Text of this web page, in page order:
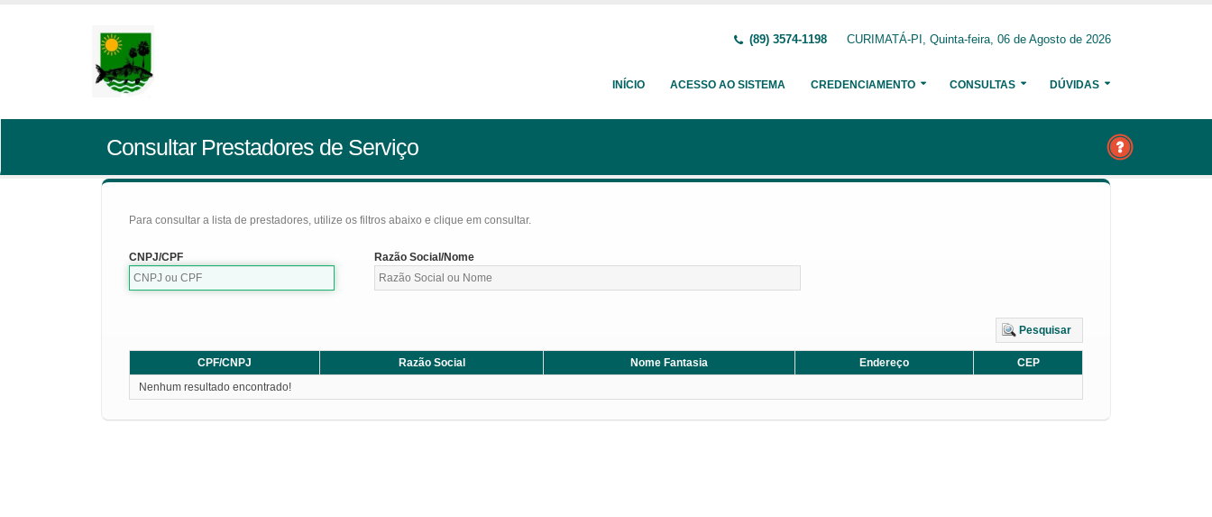
(89) 3574-1198 CURIMATÁ-PI, Quinta-feira, 06 de Agosto de 2026
INÍCIO ACESSO AO SISTEMA CREDENCIAMENTO CONSULTAS DÚVIDAS
Consultar Prestadores de Serviço
Para consultar a lista de prestadores, utilize os filtros abaixo e clique em consultar.
CNPJ/CPF Razão Social/Nome
Pesquisar
CPF/CNPJ Razão Social Nome Fantasia Endereço
CEP
Nenhum resultado encontrado!